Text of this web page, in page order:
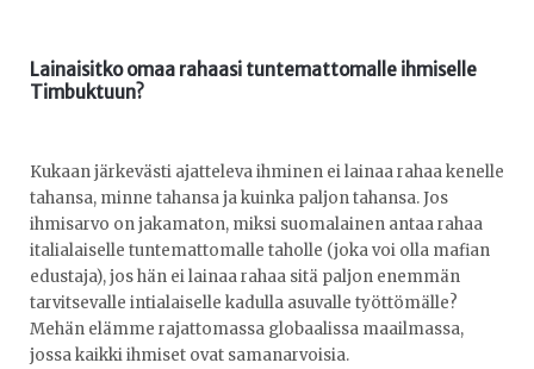
Lainaisitko omaa rahaasi tuntemattomalle ihmiselle
Timbuktuun?
Kukaan järkevästi ajatteleva ihminen ei lainaa rahaa kenelle
tahansa, minne tahansa ja kuinka paljon tahansa. Jos
ihmisarvo on jakamaton, miksi suomalainen antaa rahaa
italialaiselle tuntemattomalle taholle (joka voi olla mafian
edustaja), jos hän ei lainaa rahaa sitä paljon enemmän
tarvitsevalle intialaiselle kadulla asuvalle työttömälle?
Mehän elämme rajattomassa globaalissa maailmassa,
jossa kaikki ihmiset ovat samanarvoisia.